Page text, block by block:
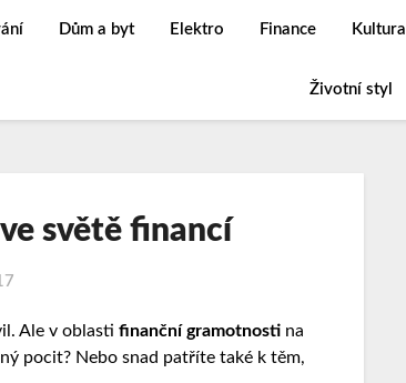
Dům a byt Elektro Finance Kultura
Životní styl
světě financí
Ale v oblastifinanční gramotnosti na
pocit? Nebo snad patříte také k těm,